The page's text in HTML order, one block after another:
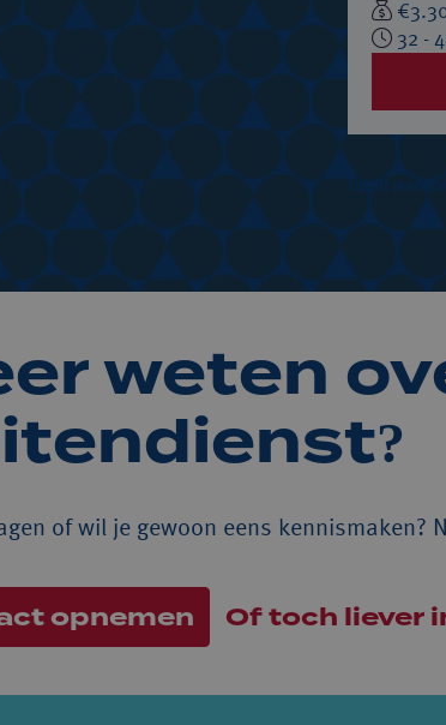
32 -
weten
of wil je gewoon eens kennismaken?
opnemen Of toch liever